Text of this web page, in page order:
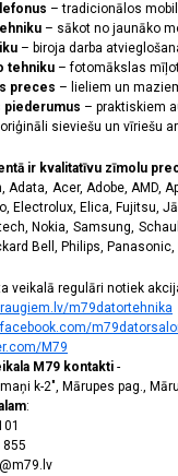
– tradicionālos
– sākot no jaunāko
– biroja darba
tehniku – fotomākslas
preces – lieliem un
piederumus – praktiskiem
sieviešu un vīriešu
ir kvalitatīvu zīmolu
Adata, Acer, Adobe, AMD,
Electrolux, Elica, Fujitsu,
Nokia, Samsung,
Bell, Philips,
veikalā regulāri notiek
m79datortehnika
M79
M79 kontakti -
k-2", Mārupes pag.,
:
855